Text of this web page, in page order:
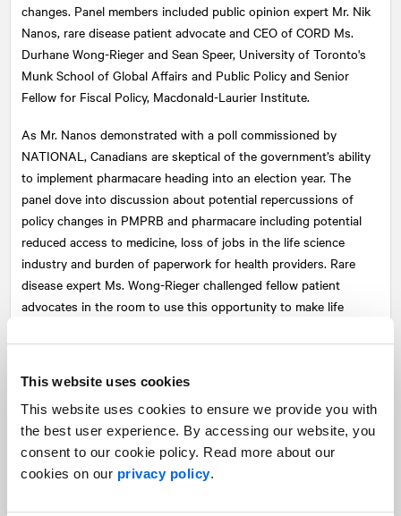
This website uses cookies
This website uses cookies to ensure we provide you with
the best user experience. By accessing our website, you
consent to our cookie policy. Read more about our
cookies on our privacy policy.
changes. Panel members included public opinion expert Mr. Nik
Nanos, rare disease patient advocate and CEO of CORD Ms.
Durhane Wong-Rieger and Sean Speer, University of Toronto's
Munk School of Global Affairs and Public Policy and Senior
Fellow for Fiscal Policy, Macdonald-Laurier Institute.
As Mr. Nanos demonstrated with a poll commissioned by
NATIONAL , Canadians are skeptical of the government’s ability
to implement pharmacare heading into an election year. The
panel dove into discussion about potential repercussions of
policy changes in PMPRB and pharmacare including potential
reduced access to medicine, loss of jobs in the life science
industry and burden of paperwork for health providers. Rare
disease expert Ms. Wong-Rieger challenged fellow patient
advocates in the room to use this opportunity to make life
the panel discussion brought out a message to all political
parties—when it comes to meddling with Canadians’ access to
medicines, tread carefully. On the surface, improving patient
access and treatment is something few Canadians can disagree
with, but these strategies must also inspire innovative